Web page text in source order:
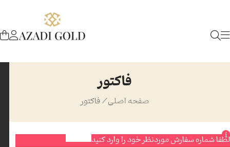
فاکتور
صفحه اصلی / فاکتور
لطفا شماره سفارش موردنظر خود را وارد کنید